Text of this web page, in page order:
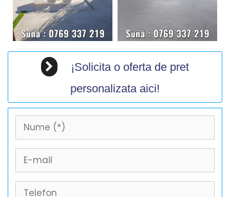
¡Solicita o oferta de pret
personalizata aici!